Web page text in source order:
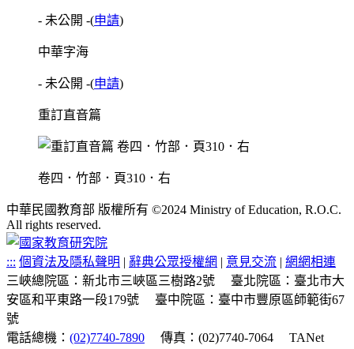
- 未公開 -(申請)
中華字海
- 未公開 -(申請)
重訂直音篇
卷四．竹部．頁310．右
中華民國教育部 版權所有 ©2024 Ministry of Education, R.O.C.
All rights reserved.
::: 個資法及隱私聲明 | 辭典公眾授權網 | 意見交流 | 網網相連
三峽總院區：新北市三峽區三樹路2號
臺北院區：臺北市大
安區和平東路一段179號
臺中院區：臺中市豐原區師範街67
號
電話總機： (02)7740-7890 傳真：(02)7740-7064
TANet